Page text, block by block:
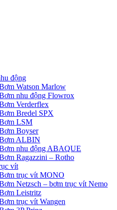
động
Watson Marlow
nhu động Flowrox
Verderflex
Bredel SPX
LSM
Boyser
ALBIN
nhu động ABAQUE
Ragazzini – Rotho
vít
trục vít MONO
Netzsch – bơm trục vít Nemo
Leistritz
trục vít Wangen